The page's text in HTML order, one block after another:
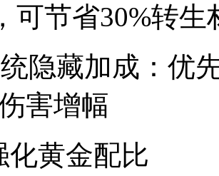
可节省30%转生
隐藏加成：优
害增幅
化黄金配比